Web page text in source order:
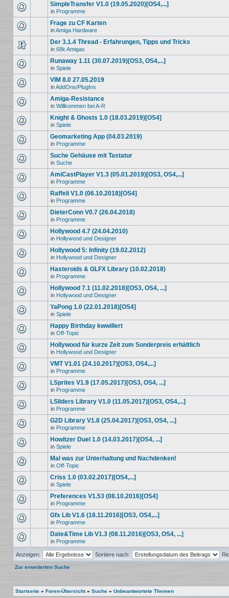
SimpleTransfer V1.0 (19.05.2020)[OS4,...]
in Programme
Frage zu CF Karten
inAmiga Hardware
Der 3.1.4 Thread - Erfahrungen, Tipps und Tricks
in 68k Amigas
Runaway 1.11 (30.07.2019)[OS3, OS4,...]
in Spiele
VIM 8.0 27.05.2019
inAddOns/PlugIns
Amiga-Resistance
in Willkommen bei A-R
Knight & Ghosts 1.0 (18.03.2019)[OS4]
in Spiele
Geomarketing App (04.03.2019)
in Programme
Suche Gehäuse mit Tastatur
in Suche
AmiCastPlayer V1.3 (05.01.2019)[OS3, OS4,...]
in Programme
Raffeli V1.0 (06.10.2018)[OS4]
in Programme
DieterConn V0.7 (26.04.2018)
in Programme
Hollywood 4.7 (24.04.2010)
in Hollywood und Designer
Hollywood 5: Infinity (19.02.2012)
in Hollywood und Designer
Hasteroids & GLFX Library (10.02.2018)
in Programme
Hollywood 7.1 (11.02.2018)[OS3, OS4, ...]
in Hollywood und Designer
YaPong 1.0 (22.01.2018)[OS4]
in Spiele
Happy Birthday kwwillert
in Off-Topic
Hollywood für kurze Zeit zum Sonderpreis erhältlich
in Hollywood und Designer
VMT V1.01 (24.10.2017)[OS3, OS4,...]
in Programme
LSprites V1.9 (17.05.2017)[OS3, OS4, ...]
in Programme
LSliders Library V1.0 (11.05.2017)[OS3, OS4,...]
in Programme
G2D Library V1.8 (25.04.2017)[OS3, OS4, ...]
in Programme
Howitzer Duel 1.0 (14.03.2017)[OS4, ...]
in Spiele
Mal was zur Unterhaltung und Nachdenken!
in Off-Topic
Criss 1.0 (03.02.2017)[OS4,...]
in Spiele
Preferences V1.53 (08.10.2016)[OS4]
in Programme
Gfx Lib V1.6 (18.11.2016)[OS3, OS4,...]
in Programme
Date&Time Lib V1.3 (08.11.2016)[OS3, OS4, ...]
in Programme
Anzeigen: Sortiere nach:
Zur erweiterten Suche
Startseite » Foren-Übersicht» Suche » Unbeantwortete Themen